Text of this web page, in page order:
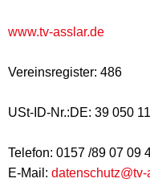
www.tv-asslar.de
Vereinsregister: 486
USt-ID-Nr.:DE: 39 050
Telefon: 0157 /89 07 09
E-Mail: datenschutz@tv-